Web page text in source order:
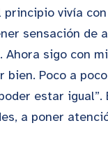
vivía
sensación de
sigo con
Poco a
estar
a poner